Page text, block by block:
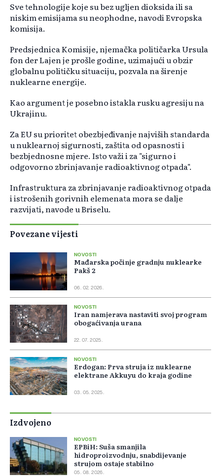
Sve tehnologije koje su bez ugljen dioksida ili sa
niskim emisijama su neophodne, navodi Evropska
komisija.
Predsjednica Komisije, njemačka političarka Ursula
fon der Lajen je prošle godine, uzimajući u obzir
globalnu političku situaciju, pozvala na širenje
nuklearne energije.
Kao argument je posebno istakla rusku agresiju na
Ukrajinu.
Za EU su prioritet obezbjeđivanje najviših standarda
u nuklearnoj sigurnosti, zaštita od opasnosti i
bezbjednosne mjere. Isto važi i za "sigurno i
odgovorno zbrinjavanje radioaktivnog otpada".
Infrastruktura za zbrinjavanje radioaktivnog otpada
i istrošenih gorivnih elemenata mora se dalje
razvijati, navode u Briselu.
Povezane vijesti
NOVOSTI
Mađarska počinje gradnju nuklearke
Pakš 2
06. 02. 2026.
NOVOSTI
Iran namjerava nastaviti svoj program
obogaćivanja urana
22. 07. 2025.
NOVOSTI
Erdogan: Prva struja iz nuklearne
elektrane Akkuyu do kraja godine
03. 05. 2025.
Izdvojeno
NOVOSTI
EPBiH: Suša smanjila
hidroproizvodnju, snabdijevanje
strujom ostaje stabilno
05. 08. 2026.